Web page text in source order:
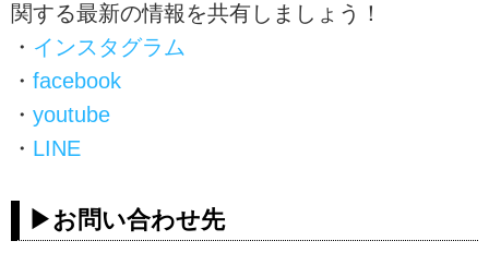
関する最新の情報を共有しましょう！
・ インスタグラム
・ facebook
・ youtube
・ LINE
▶お問い合わせ先